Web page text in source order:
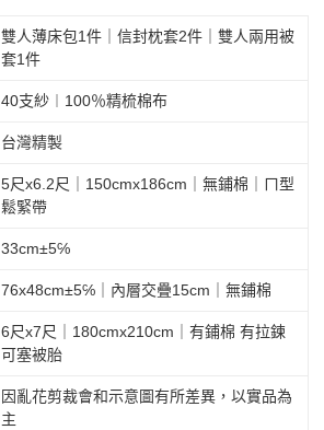
雙人薄床包1件｜信封枕套2件｜雙人兩用被
套1件
40支紗︱100％精梳棉布
台灣精製
5尺x6.2尺｜150cmx186cm｜無鋪棉｜ㄇ型
鬆緊帶
33cm±5℅
76x48cm±5℅｜內層交疊15cm｜無鋪棉
6尺x7尺｜180cmx210cm｜有鋪棉 有拉鍊
可塞被胎
因亂花剪裁會和示意圖有所差異，以實品為
主